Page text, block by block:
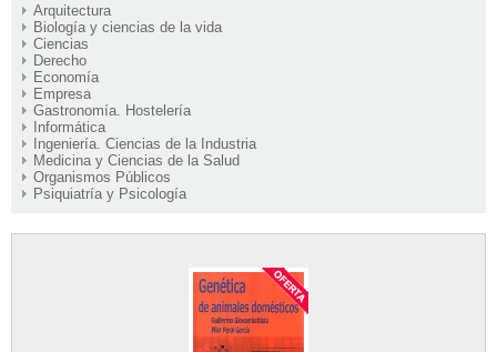
Arquitectura
Biología y ciencias de la vida
Ciencias
Derecho
Economía
Empresa
Gastronomía. Hostelería
Informática
Ingeniería. Ciencias de la Industria
Medicina y Ciencias de la Salud
Organismos Públicos
Psiquiatría y Psicología